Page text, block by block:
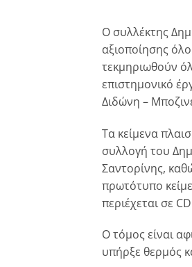
Ο συλλέκτης
αξιοποίησης
τεκμηριωθούν
επιστημονικό
Διδώνη –
Τα κείμενα
συλλογή του
Σαντορίνης,
πρωτότυπο
περιέχεται σε
Ο τόμος είναι
υπήρξε θερμός